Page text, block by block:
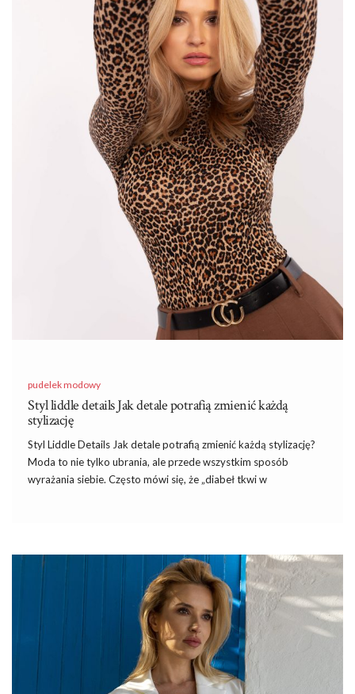
modele z mocno rozszerzanymi rękawami. Warto zwrócić uwagę
także na długość ubrania. Klasyczne modele sięgają do linii
…
pudelek modowy
Styl liddle details Jak detale potrafią zmienić każdą
stylizację
Styl Liddle Details Jak detale potrafią zmienić każdą stylizację?
Moda to nie tylko ubrania, ale przede wszystkim sposób
wyrażania siebie. Często mówi się, że „diabeł tkwi w
opowiem Wam, jak detale potrafią odmienić nawet najprostszy
outfit i jakie elementy warto mieć w swojej garderobie, aby
zyskać wszechstronność w stylizacjach.
Styl Liddle Details – Dlaczego detale są
ważne?
W codziennym pędzie często skupiamy się na głównych